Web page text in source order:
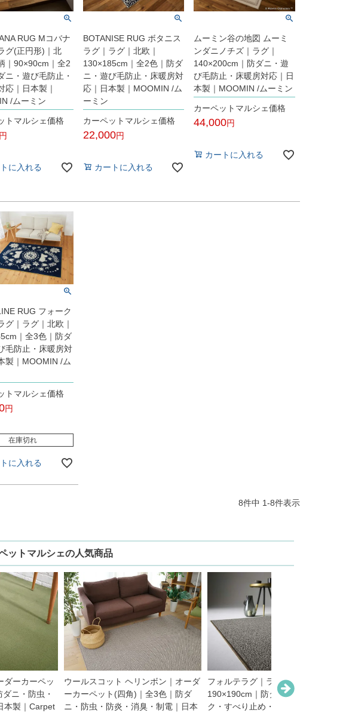
RUG Mコバナ
グ(正円形)｜北
｜90×90cm｜全2
ニ・遊び毛防止・
応｜日本製｜
/ムーミン
トマルシェ価格
に入れる
BOTANISE RUG ボタニス
ラグ｜ラグ｜北欧｜
130×185cm｜全2色｜防ダ
ニ・遊び毛防止・床暖房対
応｜日本製｜MOOMIN /ム
ーミン
カーペットマルシェ価格
22,000
カートに入れる
ムーミン谷の地図 ムーミ
ンダニノチズ｜ラグ｜
140×200cm｜防ダニ・遊
び毛防止・床暖房対応｜日
本製｜MOOMIN /ムーミン
カーペットマルシェ価格
44,000
カートに入れる
RUG フォーク
グ｜ラグ｜北欧｜
｜全3色｜防ダ
毛防止・床暖房対
製｜MOOMIN /ム
トマルシェ価格
在庫切れ
に入れる
8件中 1-8件表示
ットマルシェの人気商品
ダーカーペッ
ニ・防虫・
本製｜Carpet
ウールスコット ヘリンボン｜オーダ
ーカーペット(四角)｜全3色｜防ダ
ニ・防虫・防炎・消臭・制電｜日本
フォルテラグ｜ラグ｜全5色｜
190×190cm｜防ダニ・アレルブロ
ク・すべり止め・遊び毛防止・床暖